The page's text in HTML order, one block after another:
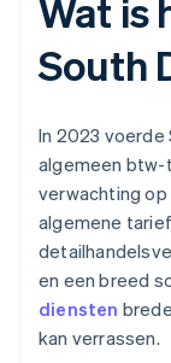
Wat is
South
In 2023 voerde
algemeen btw-
verwachting op
algemene
en een breed
diensten
kan verrassen.